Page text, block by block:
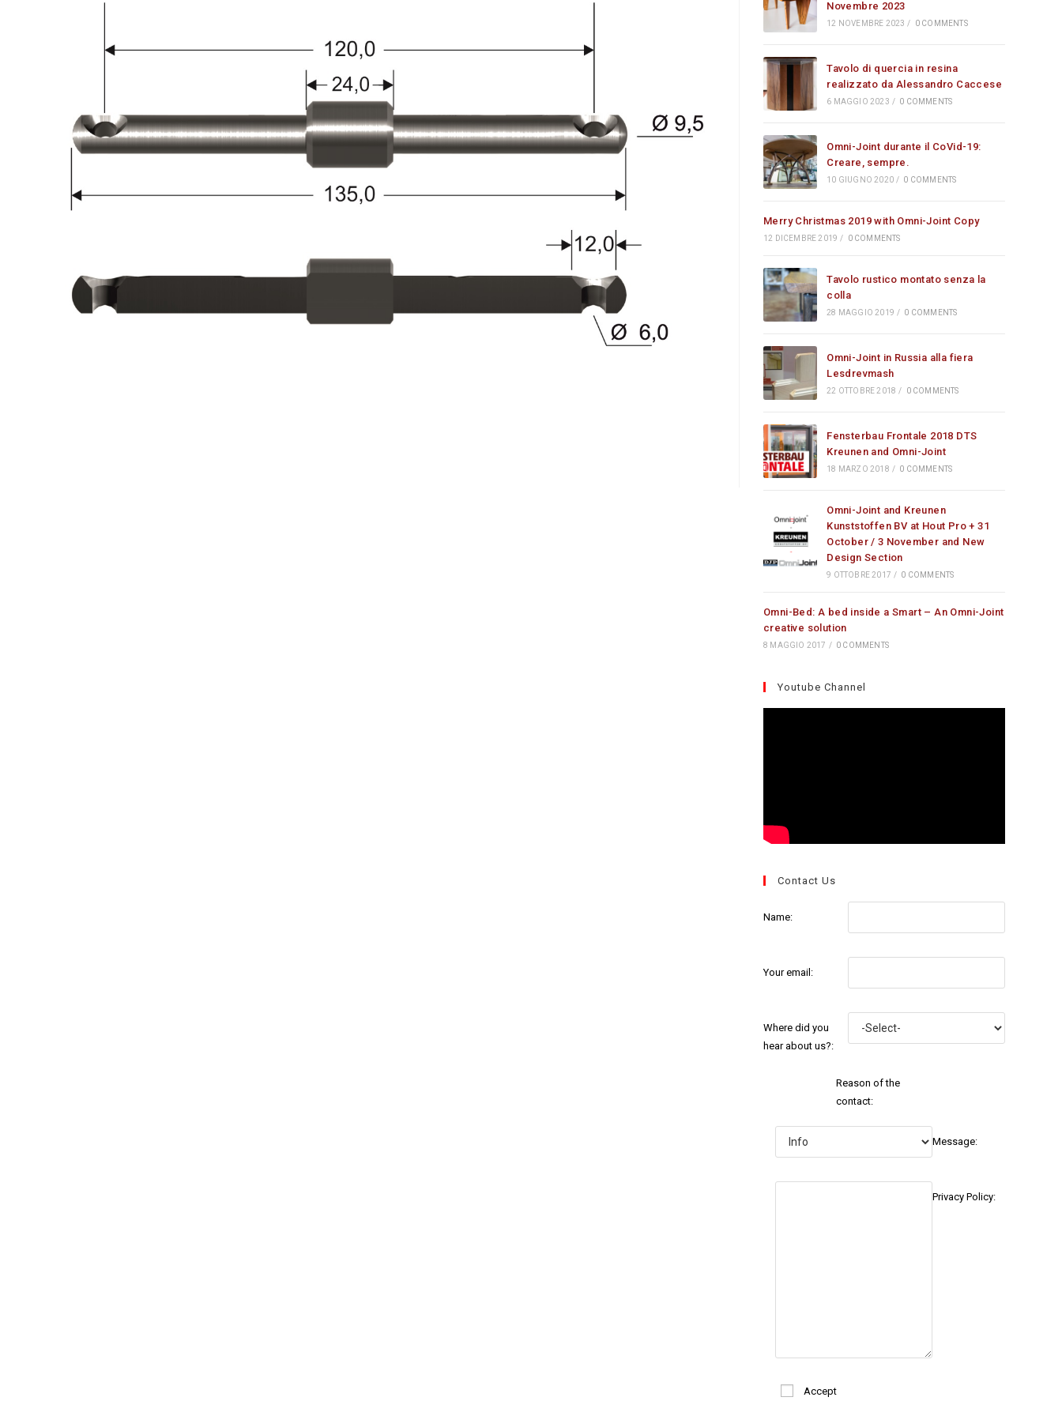
Novembre 2023
12 NOVEMBRE 2023 / 0 COMMENTS
Tavolo di quercia in resina
realizzato da Alessandro Caccese
6 MAGGIO 2023 / 0 COMMENTS
Omni-Joint durante il CoVid-19:
Creare, sempre.
10 GIUGNO 2020 / 0 COMMENTS
Merry Christmas 2019 with Omni-Joint Copy
12 DICEMBRE 2019 / 0 COMMENTS
Tavolo rustico montato senza la
colla
28 MAGGIO 2019 / 0 COMMENTS
Omni-Joint in Russia alla fiera
Lesdrevmash
22 OTTOBRE 2018 / 0 COMMENTS
Fensterbau Frontale 2018 DTS
Kreunen and Omni-Joint
18 MARZO 2018 / 0 COMMENTS
Omni-Joint and Kreunen
Kunststoffen BV at Hout Pro + 31
October / 3 November and New
Design Section
9 OTTOBRE 2017 / 0 COMMENTS
Omni-Bed: A bed inside a Smart – An Omni-Joint
creative solution
8 MAGGIO 2017 / 0 COMMENTS
Youtube Channel
Contact Us
Name:
Your email:
Where did you
hear about us?:
Reason of the
contact:
Message:
Privacy Policy:
Accept